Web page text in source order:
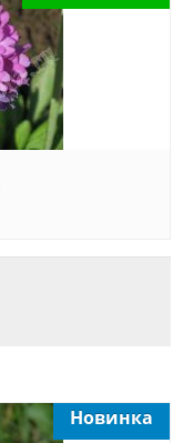
Новинка